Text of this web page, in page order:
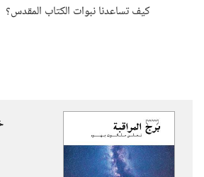
كيف تساعدنا نبوات الكتاب المقدس؟‏